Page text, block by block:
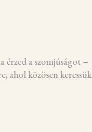
érzed a szomjúságot –
ahol közösen keressük